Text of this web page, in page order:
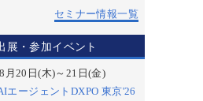
セミナー情報一覧
展・参加イベント
8月20日(木)～21日(金)
エージェントDXPO 東京'26